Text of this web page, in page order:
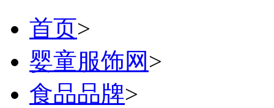
首页>
婴童服饰网 >
食品品牌>